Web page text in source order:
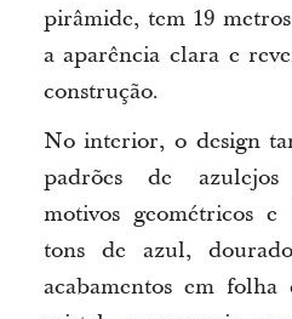
pirâmide, tem 19
aaparência clara e
construção.
No interior, o design
padrões de azulejos
motivos geométricos
tons de azul,
acabamentos em